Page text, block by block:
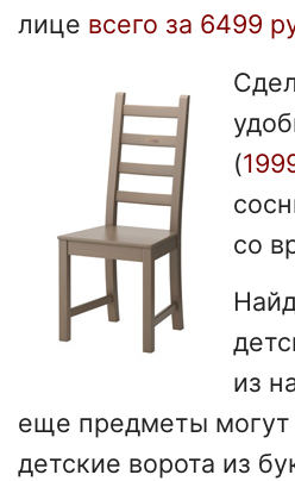
лице всего за 6499
(
со
из
еще предметы могут
детские ворота из